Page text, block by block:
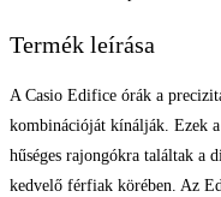
Termék leírása
A Casio Edifice órák a
kombinációját kínálják. Ezek
hűséges rajongókra találtak a
kedvelő férfiak körében. Az